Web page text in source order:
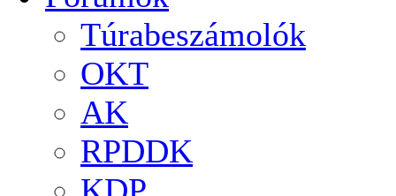
Túrabeszámolók
OKT
AK
RPDDK